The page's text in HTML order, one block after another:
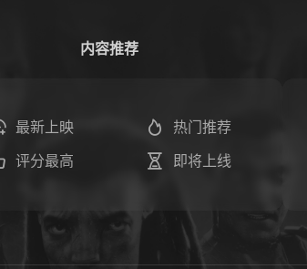
内容推荐
最新上映 热门推荐
评分最高 即将上线